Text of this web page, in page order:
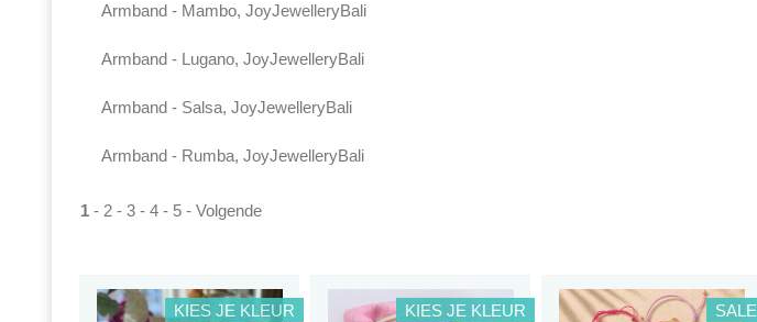
Armband - Mambo, JoyJewelleryBali
Armband - Lugano, JoyJewelleryBali
Armband - Salsa, JoyJewelleryBali
Armband - Rumba, JoyJewelleryBali
1 - 2 - 3 - 4 - 5 - Volgende
KIES JE KLEUR KIES JE KLEUR SALE